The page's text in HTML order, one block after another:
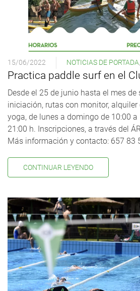
15/06/2022 NOTICIAS DE PORTADA
Practica paddle surf en el
Desde el 25 de junio hasta el mes de
iniciación, rutas con monitor, alquiler
yoga, de lunes a domingo de 10:00 a
21:00 h. Inscripciones, a través del
Más información y contacto: 657 83
CONTINUAR LEYENDO